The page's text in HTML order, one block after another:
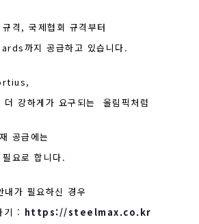
규격,국제협회 규격부터
까지 공급하고 있습니다.
강하게가 요구되는 올림픽처럼
공급에는
요로 합니다.
가 필요하신 경우
기 : https://steelmax.co.kr